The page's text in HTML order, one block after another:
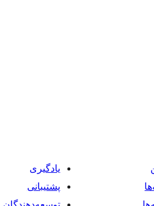
یادگیری
پشتیبانی